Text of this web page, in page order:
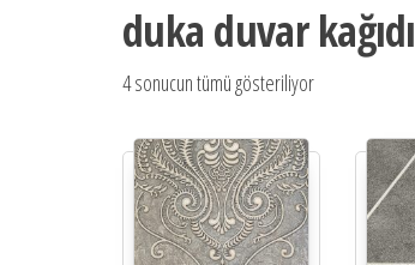
duka duvar kağıdı
4 sonucun tümü gösteriliyor